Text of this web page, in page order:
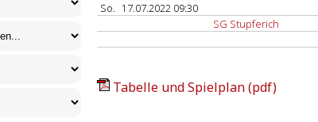
So. 17.07.2022 09:30
SG Stupferich
Tabelle und Spielplan (pdf)